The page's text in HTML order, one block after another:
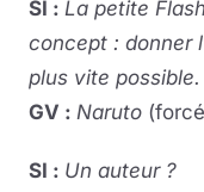
SI : La petite
concept : donner
plus vite
GV : Naruto
SI : Un auteur ?